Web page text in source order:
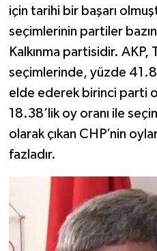
için tarihi bir başarı
seçimlerinin partiler
Kalkınma partisidir. AKP,
seçimlerinde, yüzde
elde ederek birinci parti
18.38’lik oy oranı ile
olarak çıkan CHP’nin
fazladır.